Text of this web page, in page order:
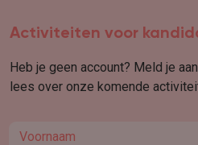
Activiteiten voor
Heb je geen account? Meld je
lees over onze komende
First name